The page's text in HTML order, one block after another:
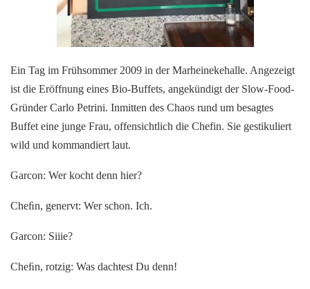
Ein Tag im Frühsommer 2009 in der Marheinekehalle. Angezeigt
ist die Eröffnung eines Bio-Buffets, angekündigt der Slow-Food-
Gründer Carlo Petrini. Inmitten des Chaos rund um besagtes
Buffet eine junge Frau, offensichtlich die Chefin. Sie gestikuliert
wild und kommandiert laut.
Garcon: Wer kocht denn hier?
Cheﬁn, genervt: Wer schon. Ich.
Garcon: Siiie?
Cheﬁn, rotzig: Was dachtest Du denn!